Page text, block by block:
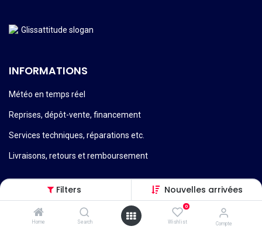
Filters Nouvelles arrivées
Home Search
0
Wishlist Compte
INFORMATIONS
Météo en temps réel
Reprises, dépôt-vente, financement
Services techniques, réparations etc.
Livraisons, retours et remboursement
Conditions générales de vente